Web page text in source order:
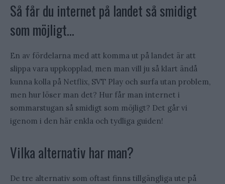
Så får du internet på landet så smidigt
som möjligt…
En av fördelarna med att komma ut på landet är att
slippa vara uppkopplad, men man vill ju så klart ändå
kunna kolla på Netflix, SVT Play och surfa utan problem,
men hur löser man det? Hur får man internet i
sommarstugan så smidigt som möjligt? Det går vi
igenom i den här enkla och tydliga guiden!
Vilka alternativ har man?
De tre alternativ som oftast finns tillgängliga ute på